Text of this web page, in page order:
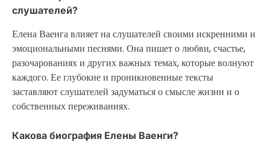
слушателей?
Елена Ваенга влияет на слушателей своими искренними и
эмоциональными песнями. Она пишет о любви, счастье,
разочарованиях и других важных темах, которые волнуют
каждого. Ее глубокие и проникновенные тексты
заставляют слушателей задуматься о смысле жизни и о
собственных переживаниях.
Какова биография Елены Ваенги?